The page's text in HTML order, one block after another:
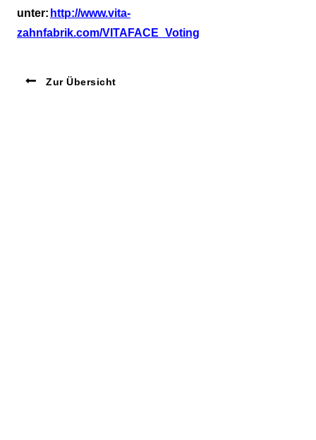
unter: http://www.vita-
zahnfabrik.com/VITAFACE_Voting
Zur Übersicht